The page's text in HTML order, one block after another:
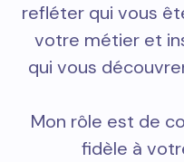
refléter qui vous
votre métier et
qui vous
Mon rôle est de
fidèle à